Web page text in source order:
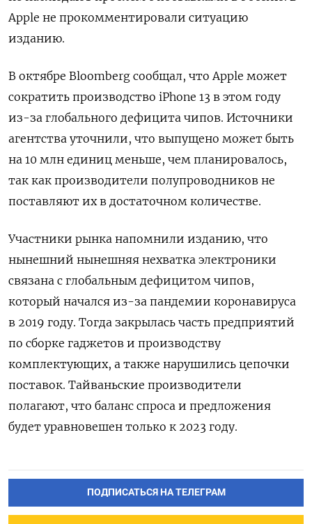
Apple не прокомментировали ситуацию
изданию.
В октябре Bloomberg сообщал, что Apple может
сократить производство iPhone 13 в этом году
из-за глобального дефицита чипов. Источники
агентства уточнили, что выпущено может быть
на 10 млн единиц меньше, чем планировалось,
так как производители полупроводников не
поставляют их в достаточном количестве.
Участники рынка напомнили изданию, что
нынешний нынешняя нехватка электроники
связана с глобальным дефицитом чипов,
который начался из-за пандемии коронавируса
в 2019 году. Тогда закрылась часть предприятий
по сборке гаджетов и производству
комплектующих, а также нарушились цепочки
поставок. Тайваньские производители
полагают, что баланс спроса и предложения
будет уравновешен только к 2023 году.
ПОДПИСАТЬСЯ НА ТЕЛЕГРАМ